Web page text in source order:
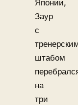
Японии,
Заур
с
штабом
на
три